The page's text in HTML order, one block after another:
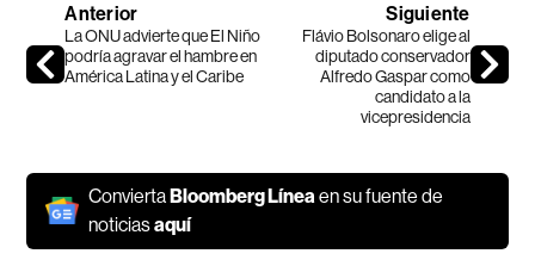
Anterior
La ONU advierte que El Niño
podría agravar el hambre en
América Latina y el Caribe
Siguiente
Flávio Bolsonaro elige al
diputado conservador
Alfredo Gaspar como
candidato a la
vicepresidencia
ConviertaBloomberg Línea en su fuente de
noticiasaquí